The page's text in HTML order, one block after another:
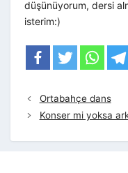
düşünüyorum, dersi
isterim:)
Ortabahçe dans
Konser mi yoksa